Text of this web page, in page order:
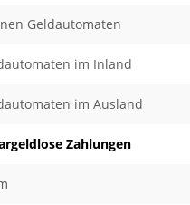
Geldautomaten
im Inland
im Ausland
Zahlungen